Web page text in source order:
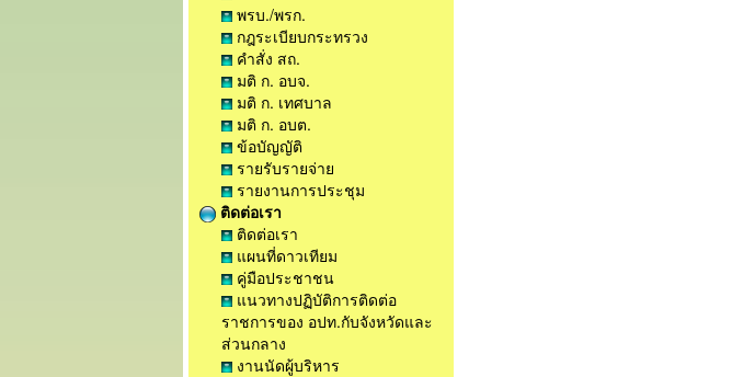
พรบ./พรก.
กฎระเบียบกระทรวง
คำสั่ง สถ.
มติ ก. อบจ.
มติ ก. เทศบาล
มติ ก. อบต.
ข้อบัญญัติ
รายรับรายจ่าย
รายงานการประชุม
ติดต่อเรา
ติดต่อเรา
แผนที่ดาวเทียม
คู่มือประชาชน
แนวทางปฏิบัติการติดต่อ
ราชการของ อปท.กับจังหวัดและ
ส่วนกลาง
งานนัดผู้บริหาร